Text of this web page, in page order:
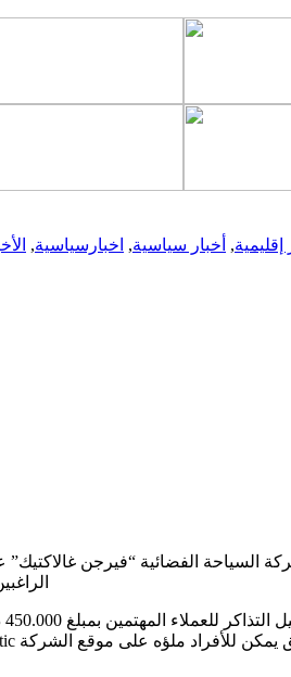
إقليمية, أخبار سياسية, اخبارسياسية,